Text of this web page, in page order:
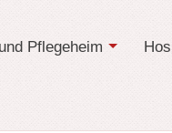
Pflegeheim